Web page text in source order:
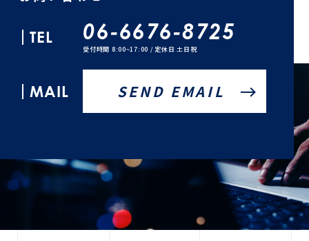
TEL 06-6676-8725
受付時間 8:00~17:00 / 定休日 土日祝
MAIL